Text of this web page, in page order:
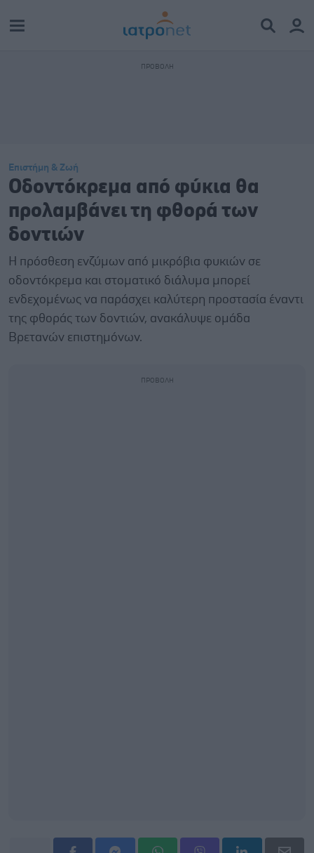
Επιστήμη & Ζωή
Οδοντόκρεμα από φύκια θα
προλαμβάνει τη φθορά των
δοντιών
Η πρόσθεση ενζύμων από μικρόβια φυκιών σε
οδοντόκρεμα και στοματικό διάλυμα μπορεί
ενδεχομένως να παράσχει καλύτερη προστασία έναντι
της φθοράς των δοντιών, ανακάλυψε ομάδα
Βρετανών επιστημόνων.